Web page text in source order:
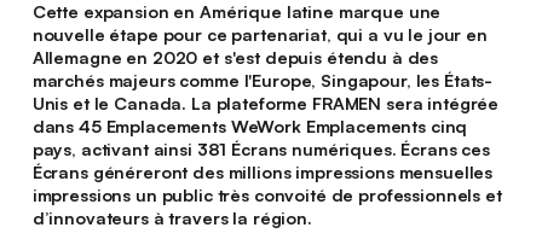
Cette expansion en Amérique latine marque une
nouvelle étape pour ce partenariat, qui a vu le jour en
Allemagne en 2020 et s'est depuis étendu à des
marchés majeurs comme l'Europe, Singapour, les États-
Unis et le Canada. La plateforme FRAMEN sera intégrée
dans 45 Emplacements WeWork Emplacements cinq
pays, activant ainsi 381 Écrans numériques. Écrans ces
Écrans généreront des millions impressions mensuelles
impressions un public très convoité de professionnels et
d’innovateurs à travers la région.